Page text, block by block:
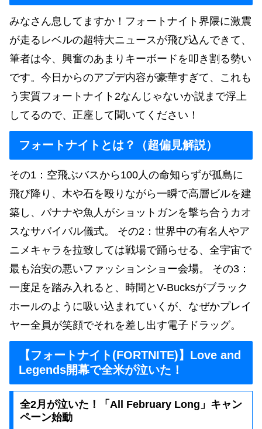
みなさん息してますか！フォートナイト界隈に激震
が走るレベルの超特大ニュースが飛び込んできて、
筆者は今、興奮のあまりキーボードを叩き割る勢い
です。今日からのアプデ内容が豪華すぎて、これも
う実質フォートナイト2なんじゃないか説まで浮上
してるので、正座して聞いてください！
フォートナイトとは？（超偏見解説）
その1：空飛ぶバスから100人の命知らずが孤島に
飛び降り、木や石を殴りながら一瞬で高層ビルを建
築し、バナナや魚人がショットガンを撃ち合うカオ
スなサバイバル儀式。 その2：世界中の有名人やア
ニメキャラを拉致しては戦場で踊らせる、全宇宙で
最も治安の悪いファッションショー会場。 その3：
一度足を踏み入れると、時間とV-Bucksがブラック
ホールのように吸い込まれていくが、なぜかプレイ
ヤー全員が笑顔でそれを差し出す電子ドラッグ。
【フォートナイト(FORTNITE)】Love and
Legends開幕で全米が泣いた！
全2月が泣いた！「All February Long」キャン
ペーン始動